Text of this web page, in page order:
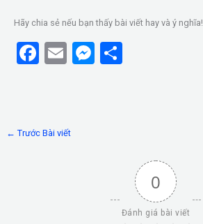
Hãy chia sẻ nếu bạn thấy bài viết hay và ý nghĩa!
F
o
E M S
← Trước Bài viết
0
Đánh giá bài viết